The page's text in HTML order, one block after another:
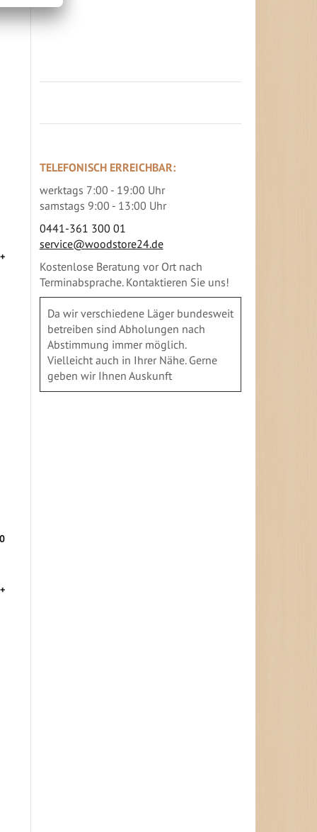
Jetzt Terrassenbilder zusenden und
TELEFONISCH ERREICHBAR:
werktags 7:00 - 19:00 Uhr
samstags 9:00 - 13:00 Uhr
0441-361 300 01
service@woodstore24.de
Kostenlose Beratung vor Ort nach
Terminabsprache. Kontaktieren Sie uns!
Da wir verschiedene Läger bundesweit
betreiben sind Abholungen nach
Abstimmung immer möglich.
Vielleicht auch in Ihrer Nähe. Gerne
geben wir Ihnen Auskunft